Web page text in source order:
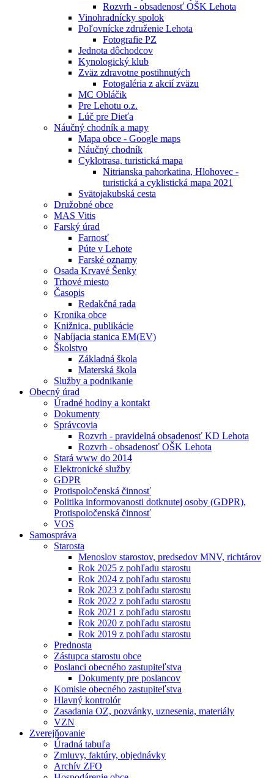
Rozvrh - obsadenosť OŠK Lehota
Vinohradnícky spolok
Poľovnícke združenie Lehota
Fotografie PZ
Jednota dôchodcov
Kynologický klub
Zväz zdravotne postihnutých
Fotogaléria z akcií zväzu
MC Obláčik
Pre Lehotu o.z.
Lúč pre Dieťa
Náučný chodník a mapy
Mapa obce - Google maps
Náučný chodník
Cyklotrasa, turistická mapa
Nitrianska pahorkatina, Hlohovec -
turistická a cyklistická mapa 2021
Svätojakubská cesta
Družobné obce
MAS Vitis
Farský úrad
Farnosť
Púte v Lehote
Farské oznamy
Osada Krvavé Šenky
Trhové miesto
Časopis
Redakčná rada
Kronika obce
Knižnica, publikácie
Nabíjacia stanica EM(EV)
Školstvo
Základná škola
Materská škola
Služby a podnikanie
Obecný úrad
Úradné hodiny a kontakt
Dokumenty
Správcovia
Rozvrh - pravidelná obsadenosť KD Lehota
Rozvrh - obsadenosť OŠK Lehota
Stará www do 2014
Elektronické služby
GDPR
Protispoločenská činnosť
Politika informovanosti dotknutej osoby (GDPR),
Protispoločenská činnosť
VOS
Samospráva
Starosta
Menoslov starostov, predsedov MNV, richtárov
Rok 2025 z pohľadu starostu
Rok 2024 z pohľadu starostu
Rok 2023 z pohľadu starostu
Rok 2022 z pohľadu starostu
Rok 2021 z pohľadu starostu
Rok 2020 z pohľadu starostu
Rok 2019 z pohľadu starostu
Prednosta
Zástupca starostu obce
Poslanci obecného zastupiteľstva
Dokumenty pre poslancov
Komisie obecného zastupiteľstva
Hlavný kontrolór
Zasadania OZ, pozvánky, uznesenia, materiály
VZN
Zverejňovanie
Úradná tabuľa
Zmluvy, faktúry, objednávky
Archív ZFO